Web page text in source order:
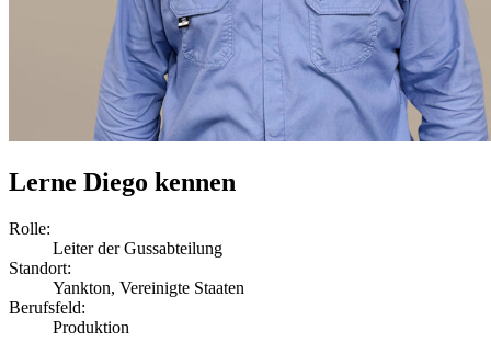
Lerne Diego kennen
Rolle:
Leiter der Gussabteilung
Standort:
Yankton, Vereinigte Staaten
Berufsfeld:
Produktion